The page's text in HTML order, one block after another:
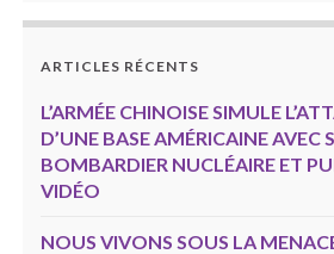
ARTICLES RÉCENTS
L’ARMÉE CHINOISE SIMULE
D’UNE BASE AMÉRICAINE AVEC
BOMBARDIER NUCLÉAIRE ET
VIDÉO
NOUS VIVONS SOUS LA